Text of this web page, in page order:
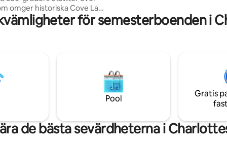
omger historiska Cove Lawn
av i den lugna landsbygden
mer än två miles av
destillerierna och
inklusive Pippin Hill Farm &
Enkel 20 minuters bilresa till
minuter till Monticello.
långdistans 180 graders utsikt
och brädspel i överflöd.
stjärnskådning och
för semesterboenden i
Pool
Gratis
de bästa sevärdheterna i